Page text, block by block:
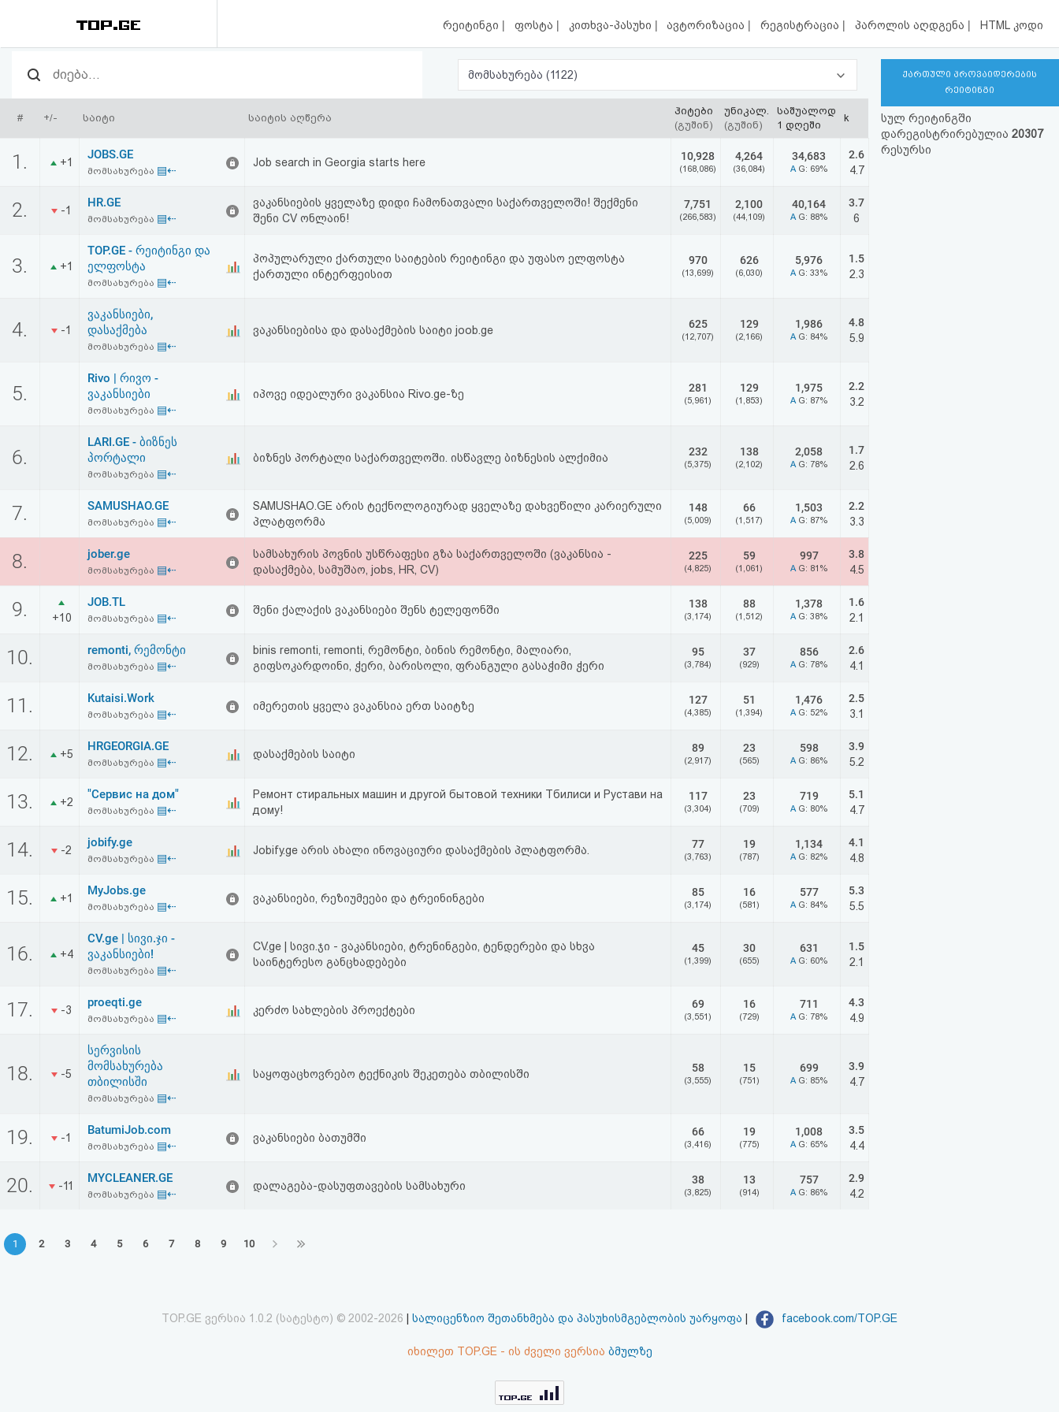
რეიტინგი | ფოსტა | კითხვა-პასუხი | ავტორიზაცია | რეგისტრაცია | პაროლის აღდგენა | HTML კოდი
რეიტინგი
(მთავარი)
ფოსტა
პასუხი
ავტორიზაცია
პაროლის
სალიცენზიო
შეთანხმება
და
პასუხისმგებლობის
მომსახურება (1122)
# +/- საიტი საიტის აღწერა
ჰიტები
(გუშინ)
უნიკალ.
(გუშინ)
საშუალოდ
1 დღეში
k
1. +1
JOBS.GE
მომსახურება ▤⇠
Job search in Georgia starts here 10,928
(168,086)
4,264
(36,084)
34,683
A G: 69%
2.6
4.7
2. -1
HR.GE
მომსახურება ▤⇠
ვაკანსიების ყველაზე დიდი ჩამონათვალი საქართველოში! შექმენი
შენი CV ონლაინ!
7,751
(266,583)
2,100
(44,109)
40,164
A G: 88%
3.7
6
3. +1
TOP.GE - რეიტინგი და
ელფოსტა
მომსახურება ▤⇠
პოპულარული ქართული საიტების რეიტინგი და უფასო ელფოსტა
ქართული ინტერფეისით
970
(13,699)
626
(6,030)
5,976
A G: 33%
1.5
2.3
4. -1
ვაკანსიები,
დასაქმება
მომსახურება ▤⇠
ვაკანსიებისა და დასაქმების საიტი joob.ge 625
(12,707)
129
(2,166)
1,986
A G: 84%
4.8
5.9
5.
Rivo | რივო -
ვაკანსიები
მომსახურება ▤⇠
იპოვე იდეალური ვაკანსია Rivo.ge-ზე 281
(5,961)
129
(1,853)
1,975
A G: 87%
2.2
3.2
6.
LARI.GE - ბიზნეს
პორტალი
მომსახურება ▤⇠
ბიზნეს პორტალი საქართველოში. ისწავლე ბიზნესის ალქიმია 232
(5,375)
138
(2,102)
2,058
A G: 78%
1.7
2.6
7. SAMUSHAO.GE
მომსახურება ▤⇠
SAMUSHAO.GE არის ტექნოლოგიურად ყველაზე დახვეწილი კარიერული
პლატფორმა
148
(5,009)
66
(1,517)
1,503
A G: 87%
2.2
3.3
8. jober.ge
მომსახურება ▤⇠
სამსახურის პოვნის უსწრაფესი გზა საქართველოში (ვაკანსია -
დასაქმება, სამუშაო, jobs, HR, CV)
225
(4,825)
59
(1,061)
997
A G: 81%
3.8
4.5
9. +10
JOB.TL
მომსახურება ▤⇠
შენი ქალაქის ვაკანსიები შენს ტელეფონში 138
(3,174)
88
(1,512)
1,378
A G: 38%
1.6
2.1
10. remonti, რემონტი
მომსახურება ▤⇠
binis remonti, remonti, რემონტი, ბინის რემონტი, მალიარი,
გიფსოკარდოინი, ჭერი, ბარისოლი, ფრანგული გასაჭიმი ჭერი
95
(3,784)
37
(929)
856
A G: 78%
2.6
4.1
11. Kutaisi.Work
მომსახურება ▤⇠
იმერეთის ყველა ვაკანსია ერთ საიტზე 127
(4,385)
51
(1,394)
1,476
A G: 52%
2.5
3.1
12. +5
HRGEORGIA.GE
მომსახურება ▤⇠
დასაქმების საიტი 89
(2,917)
23
(565)
598
A G: 86%
3.9
5.2
13. +2
"Сервис на дом"
მომსახურება ▤⇠
Ремонт стиральных машин и другой бытовой техники Тбилиси и Рустави на
дому!
117
(3,304)
23
(709)
719
A G: 80%
5.1
4.7
14. -2
jobify.ge
მომსახურება ▤⇠
Jobify.ge არის ახალი ინოვაციური დასაქმების პლატფორმა. 77
(3,763)
19
(787)
1,134
A G: 82%
4.1
4.8
15. +1
MyJobs.ge
მომსახურება ▤⇠
ვაკანსიები, რეზიუმეები და ტრეინინგები 85
(3,174)
16
(581)
577
A G: 84%
5.3
5.5
16. +4
CV.ge | სივი.ჯი -
ვაკანსიები!
მომსახურება ▤⇠
CV.ge | სივი.ჯი - ვაკანსიები, ტრენინგები, ტენდერები და სხვა
საინტერესო განცხადებები
45
(1,399)
30
(655)
631
A G: 60%
1.5
2.1
17. -3
proeqti.ge
მომსახურება ▤⇠
კერძო სახლების პროექტები 69
(3,551)
16
(729)
711
A G: 78%
4.3
4.9
18. -5
სერვისის
მომსახურება
თბილისში
მომსახურება ▤⇠
საყოფაცხოვრებო ტექნიკის შეკეთება თბილისში 58
(3,555)
15
(751)
699
A G: 85%
3.9
4.7
19. -1
BatumiJob.com
მომსახურება ▤⇠
ვაკანსიები ბათუმში 66
(3,416)
19
(775)
1,008
A G: 65%
3.5
4.4
20. -11
MYCLEANER.GE
მომსახურება ▤⇠
დალაგება-დასუფთავების სამსახური 38
(3,825)
13
(914)
757
A G: 86%
2.9
4.2
1 2 3 4 5 6 7 8 9 10
ქართული პროვაიდერების
რეიტინგი
სულ რეიტინგში
დარეგისტრირებულია 20307
რესურსი
TOP.GE ვერსია 1.0.2 (სატესტო) © 2002-2026 სალიცენზიო შეთანხმება და პასუხისმგებლობის უარყოფა facebook.com/TOP.GE
იხილეთ TOP.GE - ის ძველი ვერსია ბმულზე